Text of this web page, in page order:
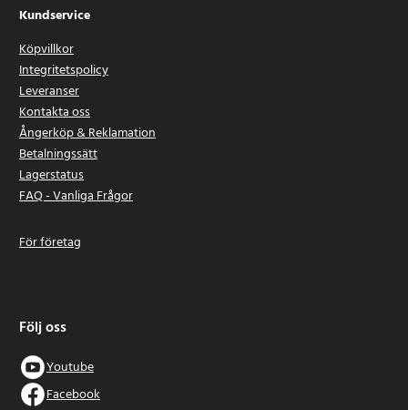
Kundservice
Köpvillkor
Integritetspolicy
Leveranser
Kontakta oss
Ångerköp & Reklamation
Betalningssätt
Lagerstatus
FAQ - Vanliga Frågor
För företag
Följ oss
Youtube
Facebook